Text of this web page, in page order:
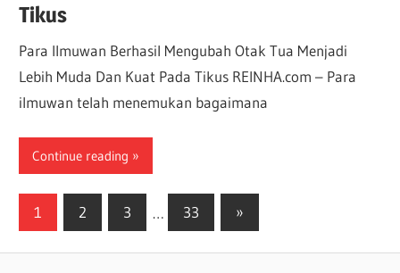
Tikus
Para Ilmuwan Berhasil Mengubah Otak Tua Menjadi
Lebih Muda Dan Kuat Pada Tikus REINHA.com – Para
ilmuwan telah menemukan bagaimana
Continue reading
1 2 3 … 33 »